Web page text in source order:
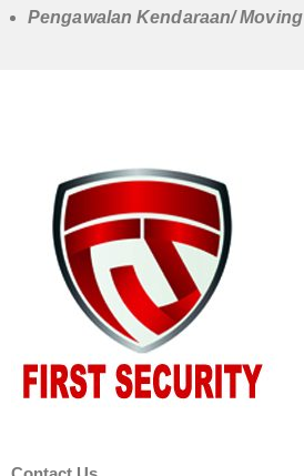
Pengawalan Kendaraan/ Moving